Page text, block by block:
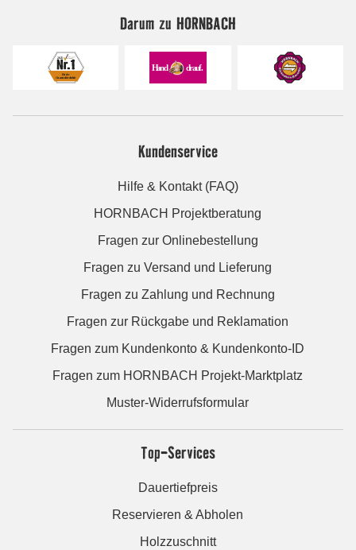
Darum zu HORNBACH
Kundenservice
Hilfe & Kontakt (FAQ)
HORNBACH Projektberatung
Fragen zur Onlinebestellung
Fragen zu Versand und Lieferung
Fragen zu Zahlung und Rechnung
Fragen zur Rückgabe und Reklamation
Fragen zum Kundenkonto & Kundenkonto-ID
Fragen zum HORNBACH Projekt-Marktplatz
Muster-Widerrufsformular
Top-Services
Dauertiefpreis
Reservieren & Abholen
Holzzuschnitt